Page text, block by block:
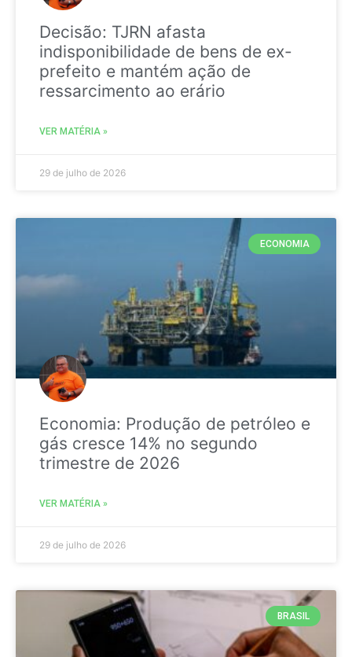
Decisão: TJRN afasta
indisponibilidade de bens de ex-
prefeito e mantém ação de
ressarcimento ao erário
VER MATÉRIA »
29 de julho de 2026
ECONOMIA
Economia: Produção de petróleo e
gás cresce 14% no segundo
trimestre de 2026
VER MATÉRIA »
29 de julho de 2026
BRASIL